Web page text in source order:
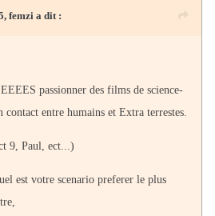
femzi a dit :
passionner des films de science-
entre humains et Extra terrestes.
9, Paul, ect...)
est votre scenario preferer le plus